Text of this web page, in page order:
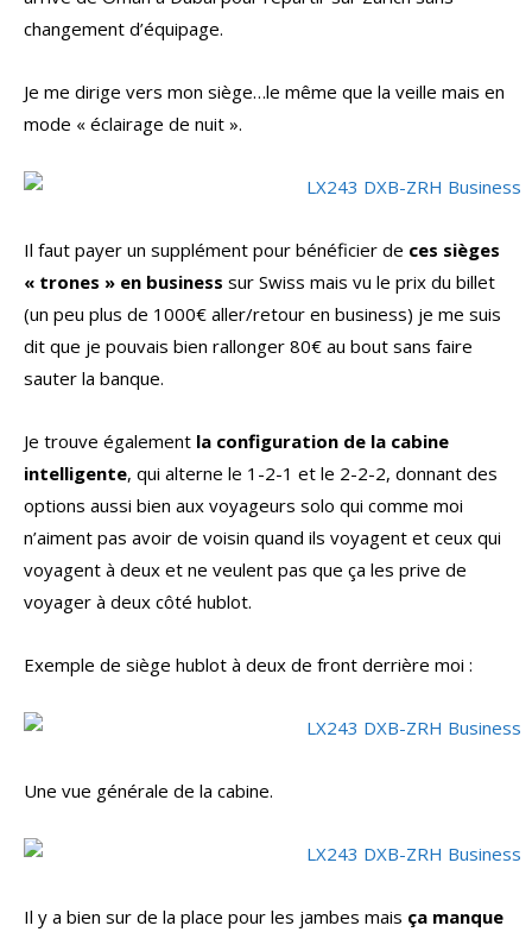
changement d’équipage.
Je me dirige vers mon siège…le même que la veille mais en
mode « éclairage de nuit ».
Il faut payer un supplément pour bénéficier de ces sièges
« trones » en business sur Swiss mais vu le prix du billet
(un peu plus de 1000€ aller/retour en business) je me suis
dit que je pouvais bien rallonger 80€ au bout sans faire
sauter la banque.
Je trouve également la configuration de la cabine
intelligente, qui alterne le 1-2-1 et le 2-2-2, donnant des
options aussi bien aux voyageurs solo qui comme moi
n’aiment pas avoir de voisin quand ils voyagent et ceux qui
voyagent à deux et ne veulent pas que ça les prive de
voyager à deux côté hublot.
Exemple de siège hublot à deux de front derrière moi :
Une vue générale de la cabine.
Il y a bien sur de la place pour les jambes mais ça manque